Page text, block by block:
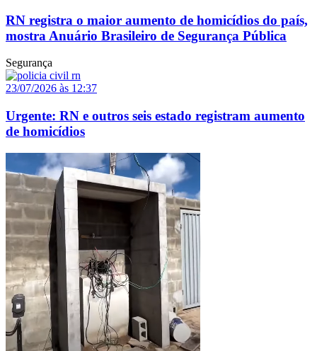
RN registra o maior aumento de homicídios do país,
mostra Anuário Brasileiro de Segurança Pública
Segurança
23/07/2026 às 12:37
Urgente: RN e outros seis estado registram aumento
de homicídios